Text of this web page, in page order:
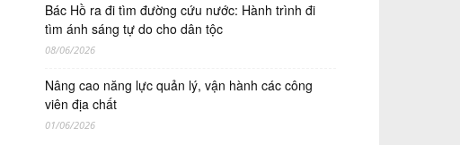
Bác Hồ ra đi tìm đường cứu nước: Hành trình đi
tìm ánh sáng tự do cho dân tộc
08/06/2026
Nâng cao năng lực quản lý, vận hành các công
viên địa chất
01/06/2026